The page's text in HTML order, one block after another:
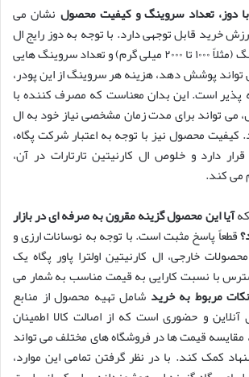
دوز، تعداد سروینگ و کیفیت محصول نشان می
خرید قابل توجهی دارد. با توجه به دوز رایج ال
کارنیتین در هر سروینگ (مثلاً ۱۰۰۰ تا ۲۰۰۰ میلی گرم) و تعداد سروینگ هایی
پوشش دهد، هزینه هر سروینگ از این پودر،
پذیر است. این بدان معناست که مصرف کننده با
می تواند برای مدت زمان مشخصی نیاز خود به ال
کیفیت محصول نیز با توجه به اعتبار شرکت پگاه،
دارد و خلوص ال کارنیتین تارتارات در آن،
می کند.
آیا این محصول گزینه مقرون به صرفه ای در بازار
قطعاً پاسخ مثبت است. با توجه به نوسانات ارزی و
خارجی، ال کارنیتین اولترا پاور پگاه یک
با نسبت کارایی به قیمت مناسب به شمار می
نکات مربوط به خرید شامل تهیه محصول از منابع
آنلاین و حضوری است که از اصالت کالا اطمینان
قیمت ها در فروشگاه های مختلف می تواند
کمک کند. با در نظر گرفتن تمامی این موارد،